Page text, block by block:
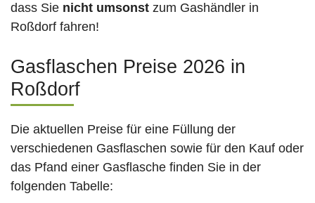
dass Sie nicht umsonst zum Gashändler in
Roßdorf fahren!
Gasflaschen Preise 2026 in
Roßdorf
Die aktuellen Preise für eine Füllung der
verschiedenen Gasflaschen sowie für den Kauf oder
das Pfand einer Gasflasche finden Sie in der
folgenden Tabelle: